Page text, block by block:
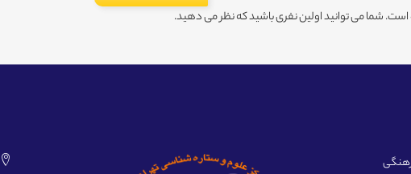
شما می توانید اولین نفری باشید که نظر می دهید.